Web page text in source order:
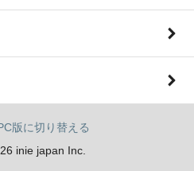
版に切り替える
inie japan Inc.